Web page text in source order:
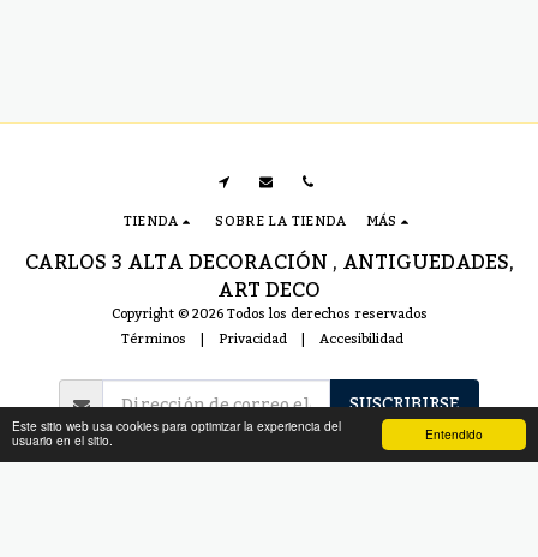
Entendido
Este sitio web usa cookies para optimizar la experiencia del
usuario en el sitio.
CARLOS 3 ALTA DECORACIÓN , ANTIGUEDADES,
ART DECO
Copyright © 2026 Todos los derechos reservados
Términos | Privacidad| Accesibilidad
TIENDA SOBRE LA TIENDA MÁS
SUSCRIBIRSE